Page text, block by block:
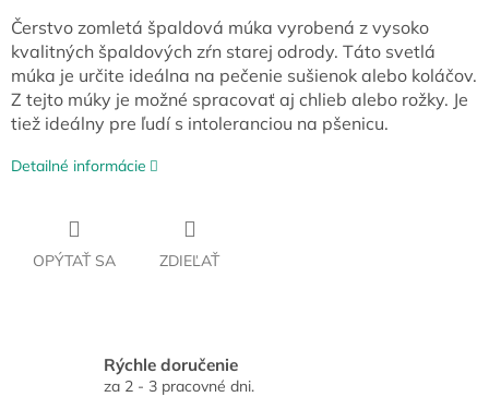
Čerstvo zomletá špaldová múka vyrobená z vysoko
kvalitných špaldových zŕn starej odrody. Táto svetlá
múka je určite ideálna na pečenie sušienok alebo koláčov.
Z tejto múky je možné spracovať aj chlieb alebo rožky. Je
tiež ideálny pre ľudí s intoleranciou na pšenicu.
Detailné informácie
OPÝTAŤ SA ZDIEĽAŤ
Rýchle doručenie
za 2 - 3 pracovné dni.